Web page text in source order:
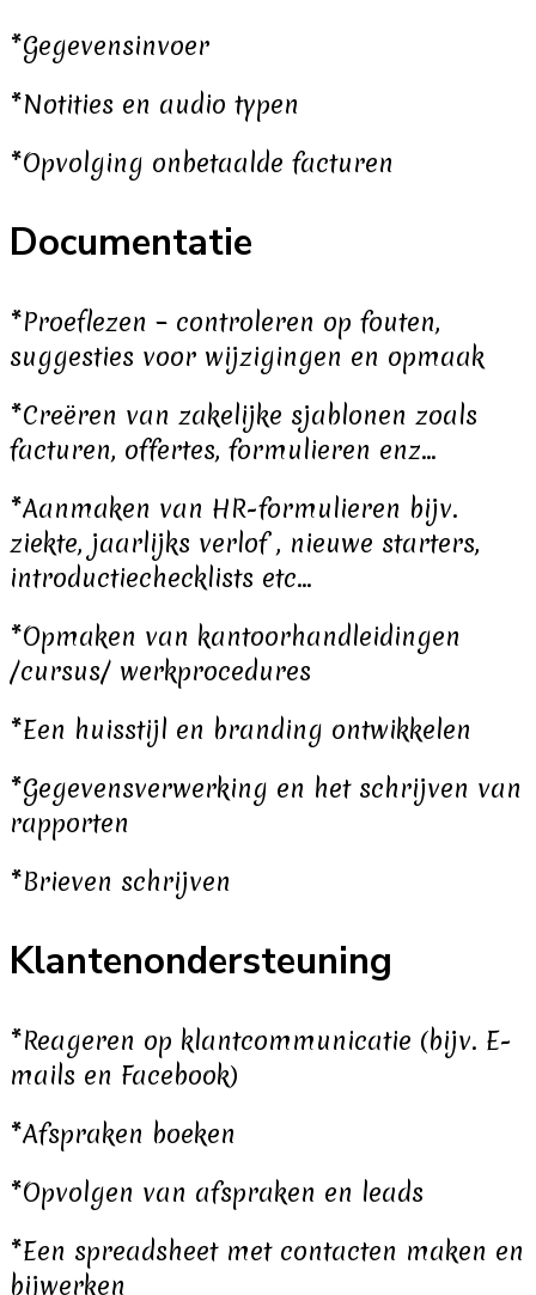
*Gegevensinvoer
*Notities en audio typen
*Opvolging onbetaalde facturen
Documentatie
*Proeflezen – controleren op fouten,
suggesties voor wijzigingen en opmaak
*Creëren van zakelijke sjablonen zoals
facturen, offertes, formulieren enz…
*Aanmaken van HR-formulieren bijv.
ziekte, jaarlijks verlof , nieuwe starters,
introductiechecklists etc…
*Opmaken van kantoorhandleidingen
/cursus/ werkprocedures
*Een huisstijl en branding ontwikkelen
*Gegevensverwerking en het schrijven van
rapporten
*Brieven schrijven
Klantenondersteuning
*Reageren op klantcommunicatie (bijv. E-
mails en Facebook)
*Afspraken boeken
*Opvolgen van afspraken en leads
*Een spreadsheet met contacten maken en
bijwerken